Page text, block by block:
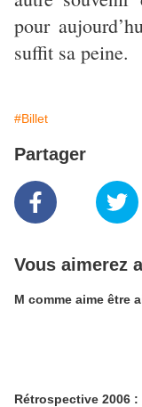
pour
suffit sa peine.
#Billet
Partager
Vous aimerez
M comme aime être
Rétrospective 2006